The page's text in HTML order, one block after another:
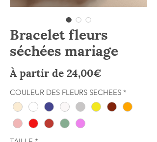
Bracelet fleurs
séchées mariage
À partir de 24,00€
COULEUR DES FLEURS SECHEES *